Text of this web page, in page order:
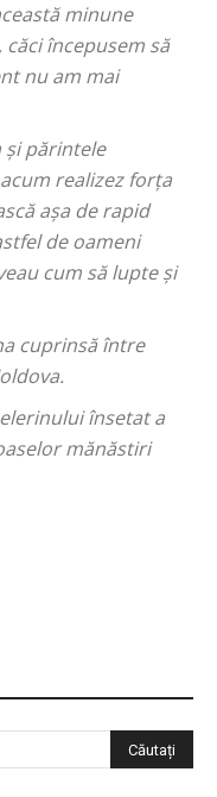
minune
începusem să
nu am mai
și părintele
realizez forța
așa de rapid
de oameni
cum să lupte și
cuprinsă între
însetat a
mănăstiri